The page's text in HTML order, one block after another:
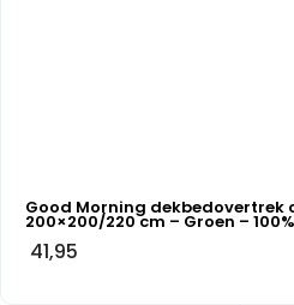
Good Morning dekbedovertrek
200×200/220 cm – Groen –
41,95